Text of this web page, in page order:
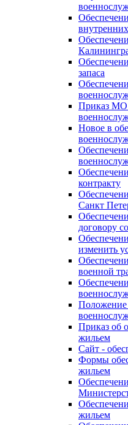
запаса
Приказ МО
Новое в
контракту
Санкт
договору
изменить
военной
Положение
Приказ об
жильем
Сайт -
Формы
жильем
жильем